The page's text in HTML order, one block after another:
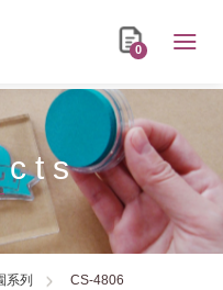
0
系列 CS-4806